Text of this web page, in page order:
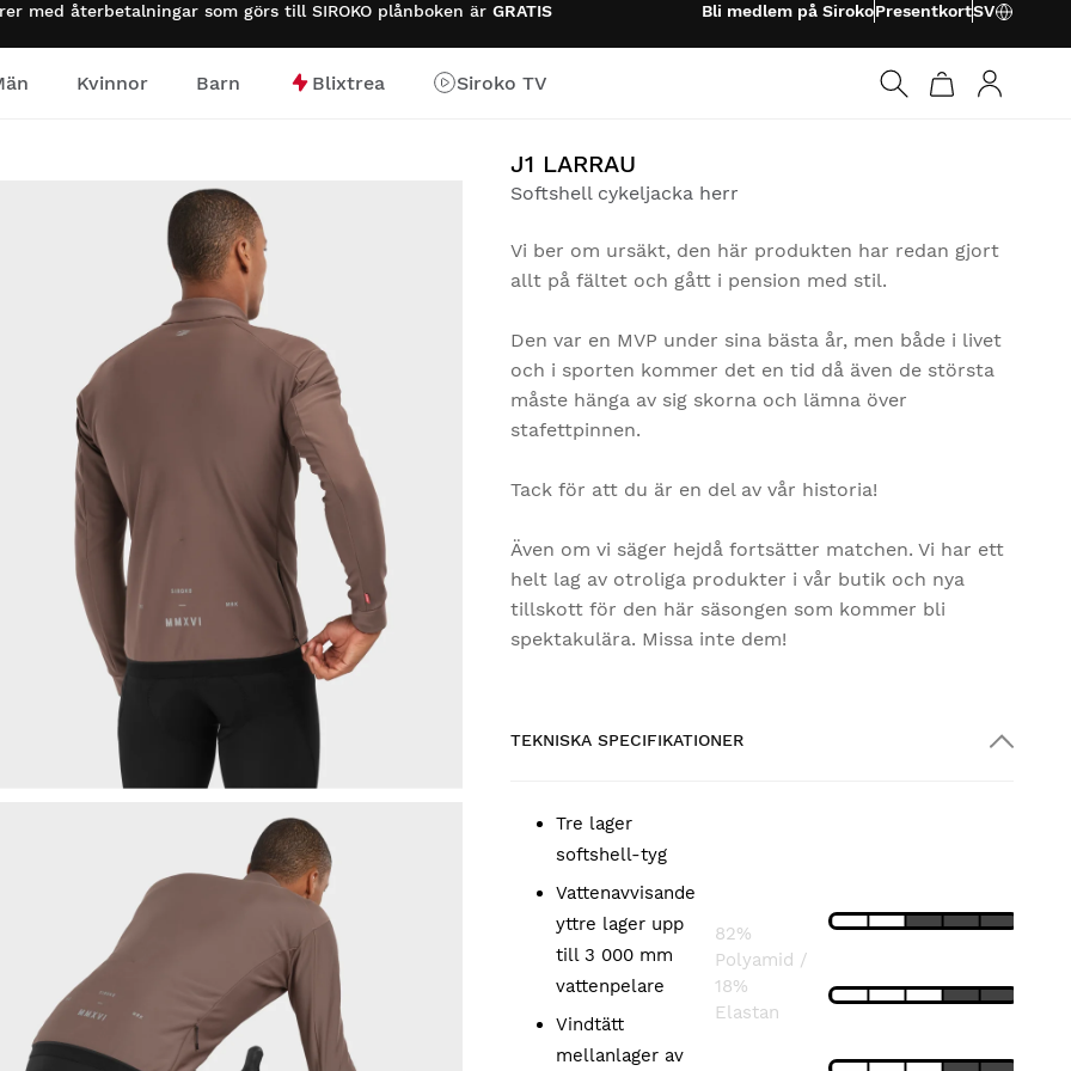
med återbetalningar som görs till SIROKO plånboken är GRATIS Bli medlem på SirokoPresentkortSV
Kvinnor Barn Blixtrea
Siroko TV
J1 LARRAU
Softshell cykeljacka herr
Vi ber om ursäkt, den här produkten har redan gjort
allt på fältet och gått i pension med stil.
Den var en MVP under sina bästa år, men både i livet
och i sporten kommer det en tid då även de största
måste hänga av sig skorna och lämna över
stafettpinnen.
Tack för att du är en del av vår historia!
Även om vi säger hejdå fortsätter matchen. Vi har ett
helt lag av otroliga produkter i vår butik och nya
tillskott för den här säsongen som kommer bli
spektakulära. Missa inte dem!
TEKNISKA SPECIFIKATIONER
Tre lager
softshell-tyg
Vattenavvisande
yttre lager upp
till 3 000 mm
vattenpelare
Vindtätt
mellanlager av
82%
Polyamid /
18%
Elastan